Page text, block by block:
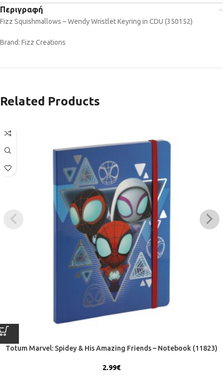
Περιγραφή
Fizz Squishmallows – Wendy Wristlet Keyring in CDU (350152)
Brand: Fizz Creations
Related Products
Totum Marvel: Spidey & His Amazing Friends – Notebook (11823)
2.99€